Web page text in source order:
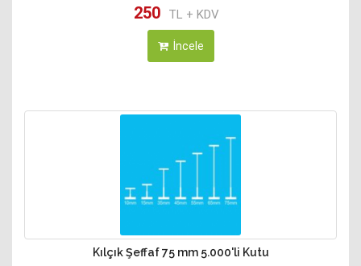
250 TL + KDV
İncele
Kılçık Şeffaf 75 mm 5.000'li Kutu